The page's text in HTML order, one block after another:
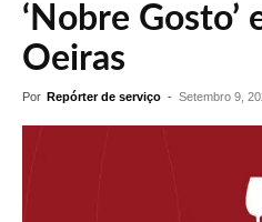
‘Nobre Gosto’
Oeiras
Por Repórter de serviço - Setembro 9,